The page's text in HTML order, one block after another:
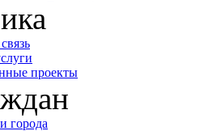
проекты
города